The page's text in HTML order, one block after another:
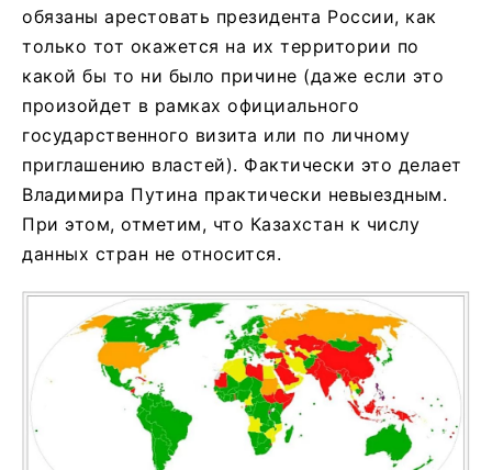
обязаны арестовать президента России, как
только тот окажется на их территории по
какой бы то ни было причине (даже если это
произойдет в рамках официального
государственного визита или по личному
приглашению властей). Фактически это делает
Владимира Путина практически невыездным.
При этом, отметим, что Казахстан к числу
данных стран не относится.